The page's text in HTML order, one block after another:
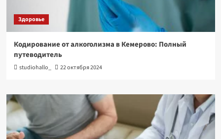
Здоровье
Кодирование от алкоголизма в Кемерово: Полный
путеводитель
studiohallo_ 22 октября 2024